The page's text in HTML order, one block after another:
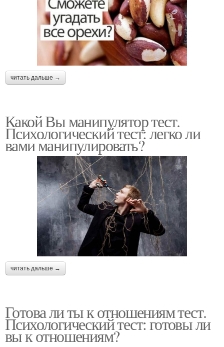
читать дальше →
Какой Вы манипулятор тест.
Психологический тест: легко ли
вами манипулировать?
читать дальше →
Готова ли ты к отношениям тест.
Психологический тест: готовы ли
вы к отношениям?